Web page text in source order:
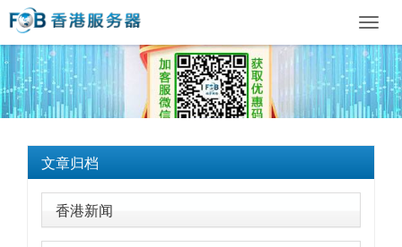
文章归档
香港新闻